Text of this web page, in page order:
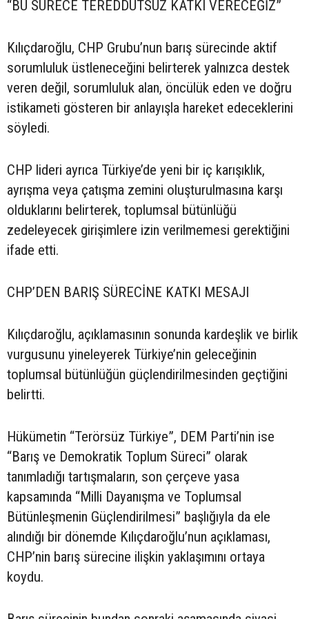
“BU SÜRECE TEREDDÜTSÜZ KATKI VERECEĞİZ”
Kılıçdaroğlu, CHP Grubu’nun barış sürecinde aktif
sorumluluk üstleneceğini belirterek yalnızca destek
veren değil, sorumluluk alan, öncülük eden ve doğru
istikameti gösteren bir anlayışla hareket edeceklerini
söyledi.
CHP lideri ayrıca Türkiye’de yeni bir iç karışıklık,
ayrışma veya çatışma zemini oluşturulmasına karşı
olduklarını belirterek, toplumsal bütünlüğü
zedeleyecek girişimlere izin verilmemesi gerektiğini
ifade etti.
CHP’DEN BARIŞ SÜRECİNE KATKI MESAJI
Kılıçdaroğlu, açıklamasının sonunda kardeşlik ve birlik
vurgusunu yineleyerek Türkiye’nin geleceğinin
toplumsal bütünlüğün güçlendirilmesinden geçtiğini
belirtti.
Hükümetin “Terörsüz Türkiye”, DEM Parti’nin ise
“Barış ve Demokratik Toplum Süreci” olarak
tanımladığı tartışmaların, son çerçeve yasa
kapsamında “Milli Dayanışma ve Toplumsal
Bütünleşmenin Güçlendirilmesi” başlığıyla da ele
alındığı bir dönemde Kılıçdaroğlu’nun açıklaması,
CHP’nin barış sürecine ilişkin yaklaşımını ortaya
koydu.